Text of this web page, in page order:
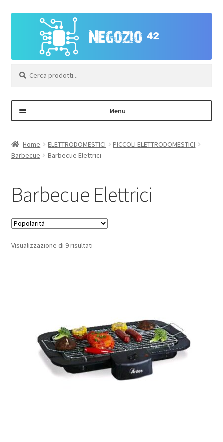
navigazione
contenuto
Menu
Contatti
Home ELETTRODOMESTICI
PICCOLI ELETTRODOMESTICI
Barbecue
Barbecue Elettrici
Barbecue Elettrici
Visualizzazione di 9 risultatiPopolarità